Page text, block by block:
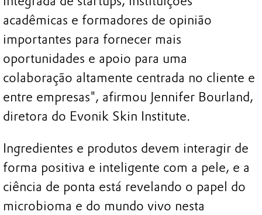
acadêmicas e formadores de opinião
importantes para fornecer mais
oportunidades e apoio para uma
colaboração altamente centrada no cliente e
entre empresas", afirmou Jennifer Bourland,
diretora do Evonik Skin Institute.
Ingredientes e produtos devem interagir de
forma positiva e inteligente com a pele, e a
ciência de ponta está revelando o papel do
microbioma e do mundo vivo nesta